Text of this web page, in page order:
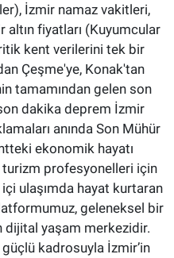
İzmir namaz vakitleri,
altın fiyatları (Kuyumcular
kent verilerini tek bir
Çeşme'ye, Konak'tan
tamamından gelen son
dakika deprem İzmir
anında Son Mühür
ekonomik hayatı
turizm profesyonelleri için
ulaşımda hayat kurtaran
geleneksel bir
yaşam merkezidir.
kadrosuyla İzmir’in